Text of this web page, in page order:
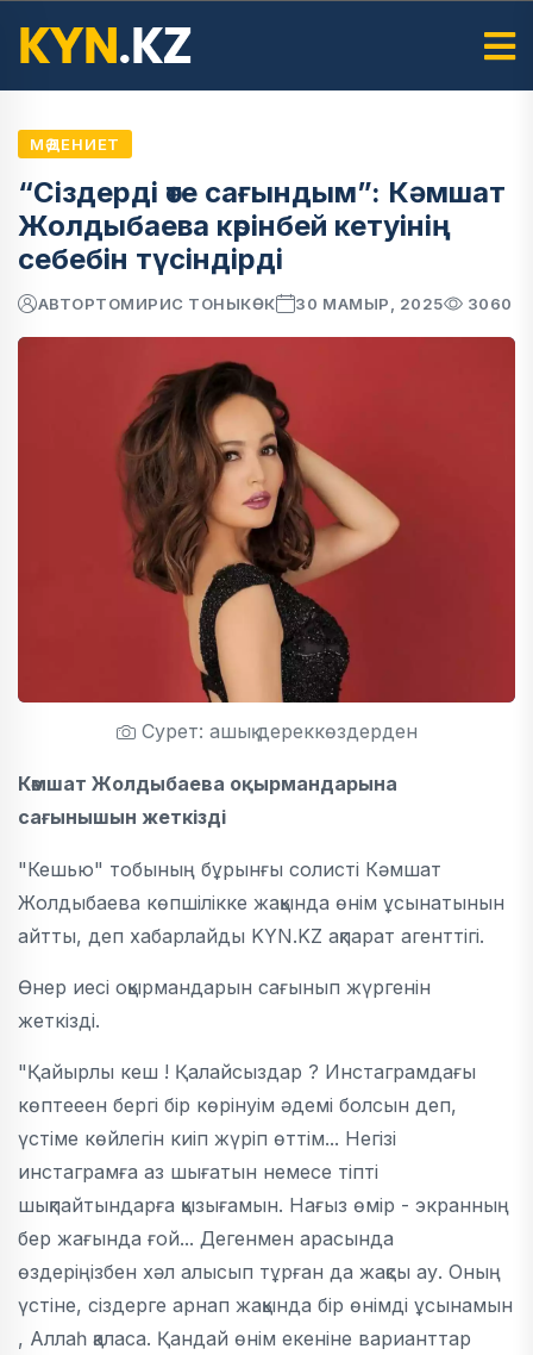
МӘДЕНИЕТ
“Сіздерді өте сағындым”: Кәмшат
Жолдыбаева көрінбей кетуінің
себебін түсіндірді
АВТОРТОМИРИС ТОНЫКӨК 30 МАМЫР, 2025 3060
Сурет: ашық дереккөздерден
Кәмшат Жолдыбаева оқырмандарына
сағынышын жеткізді
"Кешью" тобының бұрынғы солисті Кәмшат
Жолдыбаева көпшілікке жақында өнім ұсынатынын
айтты, деп хабарлайды KYN.KZ ақпарат агенттігі.
Өнер иесі оқырмандарын сағынып жүргенін
жеткізді.
"Қайырлы кеш ! Қалайсыздар ? Инстаграмдағы
көптееен бергі бір көрінуім әдемі болсын деп,
үстіме көйлегін киіп жүріп өттім... Негізі
инстаграмға аз шығатын немесе тіпті
шықпайтындарға қызығамын. Нағыз өмір - экранның
бер жағында ғой... Дегенмен арасында
өздеріңізбен хәл алысып тұрған да жақсы ау. Оның
үстіне, сіздерге арнап жақында бір өнімді ұсынамын
, Аллаһ қаласа. Қандай өнім екеніне варианттар